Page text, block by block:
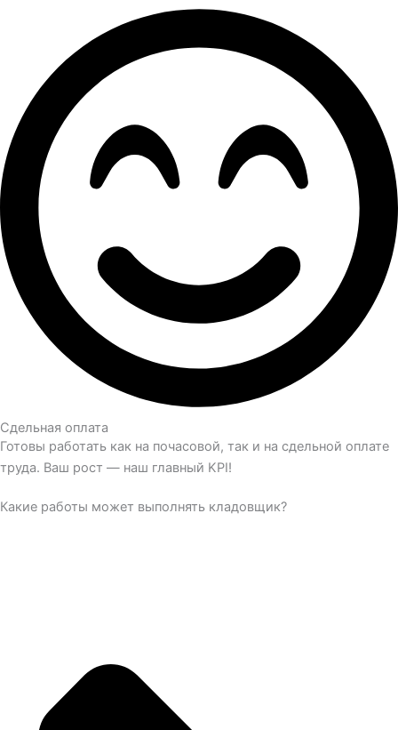
Сдельная оплата
Готовы работать как на почасовой, так и на сдельной оплате
труда. Ваш рост — наш главный KPI!
Какие работы может выполнять кладовщик?